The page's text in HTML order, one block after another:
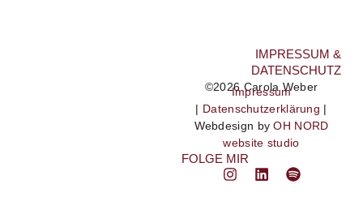
IMPRESSUM &
DATENSCHUTZ
©2026 Carola Weber
Impressum
| Datenschutzerklärung |
Webdesign byOH NORD
website studio
FOLGE MIR